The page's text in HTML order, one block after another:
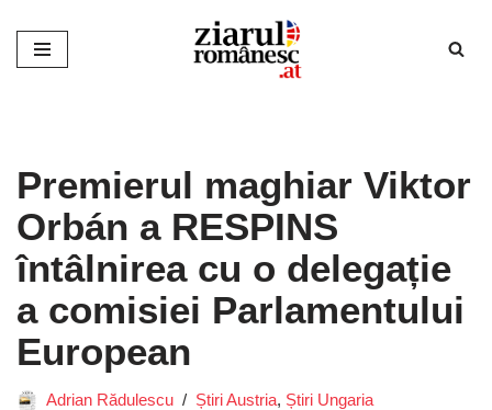
Sari
Premierul maghiar Viktor
Orbán a RESPINS
întâlnirea cu o delegație
a comisiei Parlamentului
European
Adrian Rădulescu Știri Austria, Știri Ungaria